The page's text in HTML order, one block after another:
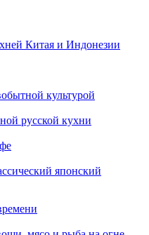
Китая и Индонезии
культурой
русской кухни
японский